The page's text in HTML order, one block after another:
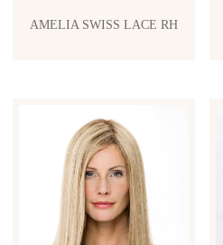
AMELIA SWISS LACE RH